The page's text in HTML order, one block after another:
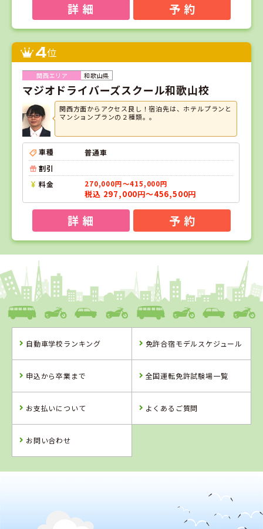
詳 細 予 約
4位
和歌山県
マジオドライバーズスクール和歌山校
関西方面からアクセス良し！宿泊先は、ホテルプランと
マンションプランの２種類。。
車種
普通車
割引
料金
270,000円～415,000円
税込 297,000円～456,500円
詳 細 予 約
1
和歌山県
ドライビングスクールかいなん
詳 細 予 約
2位
クールかいなん
詳 細
グスクール
詳 細
車学校
詳 細
4位
自動車学校ランキング 免許合宿モデルスケジュール
申込から卒業まで 全国運転免許試験場一覧
お支払いについて よくあるご質問
お問い合わせ